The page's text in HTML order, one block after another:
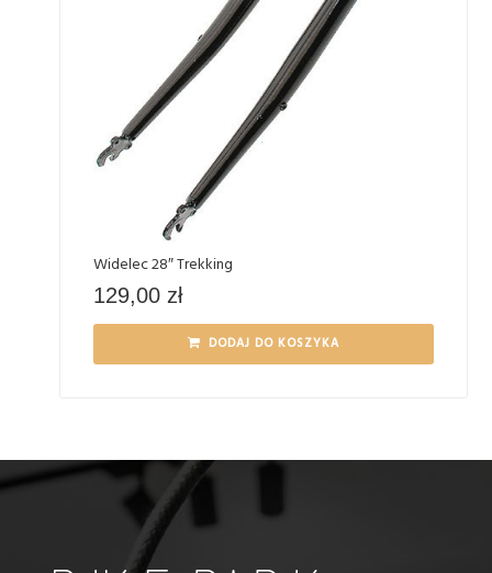
Widelec 28″ Trekking
129,00 zł
DODAJ DO KOSZYKA